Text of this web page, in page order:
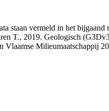
staan vermeld in het
T., 2019. Geologisch
Vlaamse Milieumaatschappij